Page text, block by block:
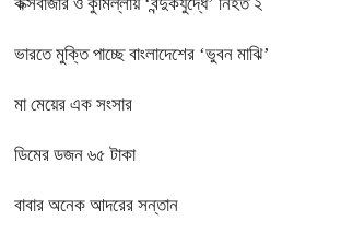
ভারতে মুক্তি পাচ্ছে বাংলাদেশের ‘ভুবন মাঝি’
মা মেয়ের এক সংসার
ডিমের ডজন ৬৫ টাকা
বাবার অনেক আদরের সন্তান